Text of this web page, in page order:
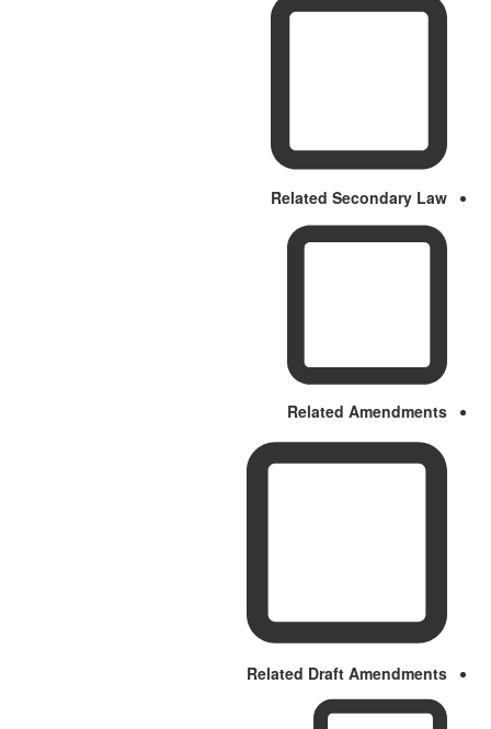
Related Secondary Law
Related Amendments
Related Draft Amendments